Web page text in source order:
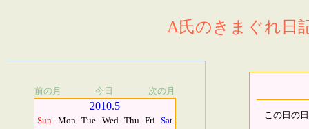
A氏のきまぐれ日
前の月 今日 次の月
2010.5
Sun Mon Tue Wed Thu Fri Sat
この日の